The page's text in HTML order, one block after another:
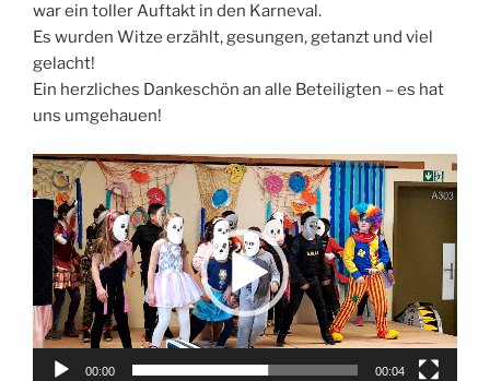
war ein toller Auftakt in den Karneval.
Es wurden Witze erzählt, gesungen, getanzt und viel
gelacht!
Ein herzliches Dankeschön an alle Beteiligten – es hat
uns umgehauen!
Video-
Player
00:00 00:04